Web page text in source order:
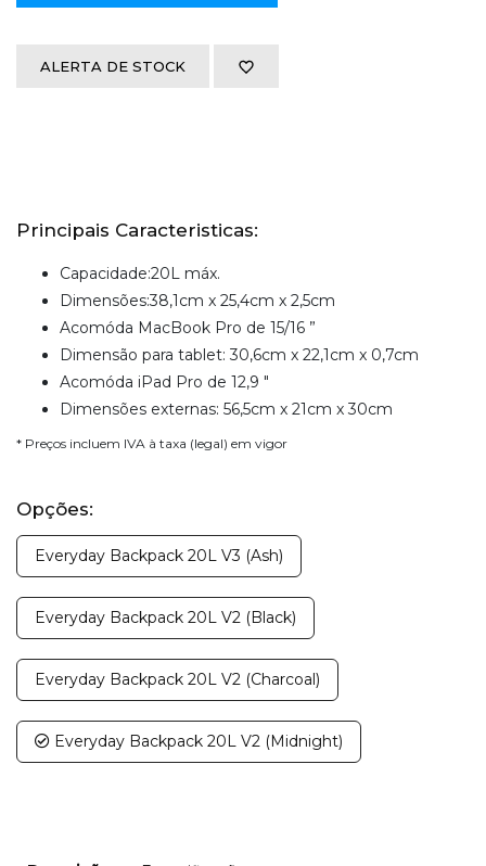
ALERTA DE STOCK
Principais Caracteristicas:
Capacidade:20L máx.
Dimensões:38,1cm x 25,4cm x 2,5cm
Acomóda MacBook Pro de 15/16 ”
Dimensão para tablet: 30,6cm x 22,1cm x 0,7cm
Acomóda iPad Pro de 12,9 "
Dimensões externas: 56,5cm x 21cm x 30cm
* Preços incluem IVA à taxa (legal) em vigor
Opções:
Everyday Backpack 20L V3 (Ash)
Everyday Backpack 20L V2 (Black)
Everyday Backpack 20L V2 (Charcoal)
Everyday Backpack 20L V2 (Midnight)